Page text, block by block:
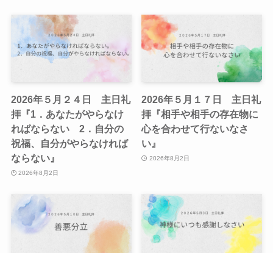
2026年５月２４日 主日礼
拝『1．あなたがやらなけ
ればならない 2．自分の
祝福、自分がやらなければ
ならない』
2026年8月2日
2026年５月１７日 主日礼
拝『相手や相手の存在物に
心を合わせて行ないなさ
い』
2026年8月2日